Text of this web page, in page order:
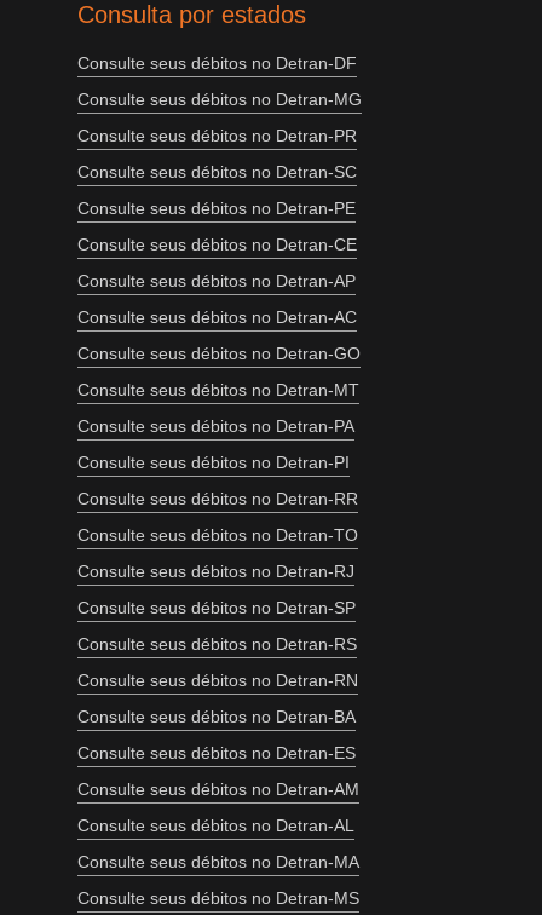
Consulta por estados
Consulte seus débitos no Detran-DF
Consulte seus débitos no Detran-MG
Consulte seus débitos no Detran-PR
Consulte seus débitos no Detran-SC
Consulte seus débitos no Detran-PE
Consulte seus débitos no Detran-CE
Consulte seus débitos no Detran-AP
Consulte seus débitos no Detran-AC
Consulte seus débitos no Detran-GO
Consulte seus débitos no Detran-MT
Consulte seus débitos no Detran-PA
Consulte seus débitos no Detran-PI
Consulte seus débitos no Detran-RR
Consulte seus débitos no Detran-TO
Consulte seus débitos no Detran-RJ
Consulte seus débitos no Detran-SP
Consulte seus débitos no Detran-RS
Consulte seus débitos no Detran-RN
Consulte seus débitos no Detran-BA
Consulte seus débitos no Detran-ES
Consulte seus débitos no Detran-AM
Consulte seus débitos no Detran-AL
Consulte seus débitos no Detran-MA
Consulte seus débitos no Detran-MS